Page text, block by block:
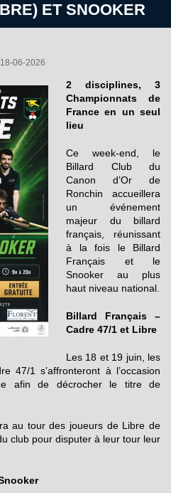
ET SNOOKER
06-2026
2 disciplines, 3
Championnats de
France en un seul
lieu
Ce week-end, le
Billard Club du
Canon d’Or de
Ronchin accueillera
un événement
majeur du billard
français, réunissant
à la fois le Billard
Français et le
Snooker au plus
haut niveau national.
Billard Français –
Cadre 47/1 et Libre
Les 18 et 19 juin, les
47/1 s’affronteront à l’occasion
afin de décrocher le titre de
au tour des joueurs de Libre de
club pour disputer à leur tour leur